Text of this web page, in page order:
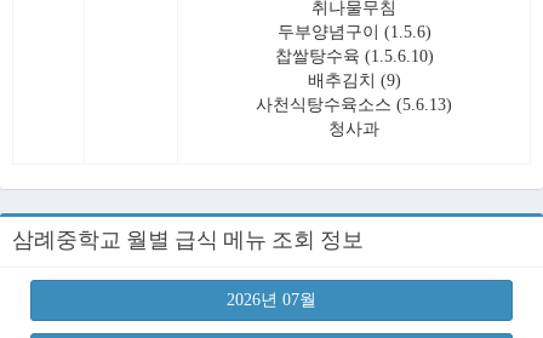
취나물무침
두부양념구이 (1.5.6)
찹쌀탕수육 (1.5.6.10)
배추김치 (9)
사천식탕수육소스 (5.6.13)
청사과
삼례중학교 월별 급식 메뉴 조회 정보
2026년 07월